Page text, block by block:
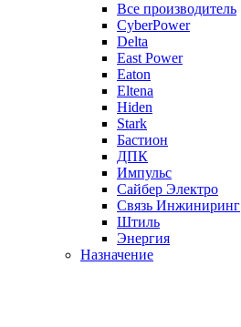
Все производитель
CyberPower
Delta
East Power
Eaton
Eltena
Hiden
Stark
Бастион
ДПК
Импульс
Сайбер Электро
Связь Инжиниринг
Штиль
Энергия
Назначение